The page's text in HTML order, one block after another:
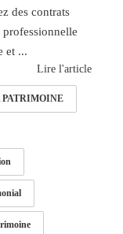
des contrats
professionnelle
et ...
Lire l'article
PATRIMOINE